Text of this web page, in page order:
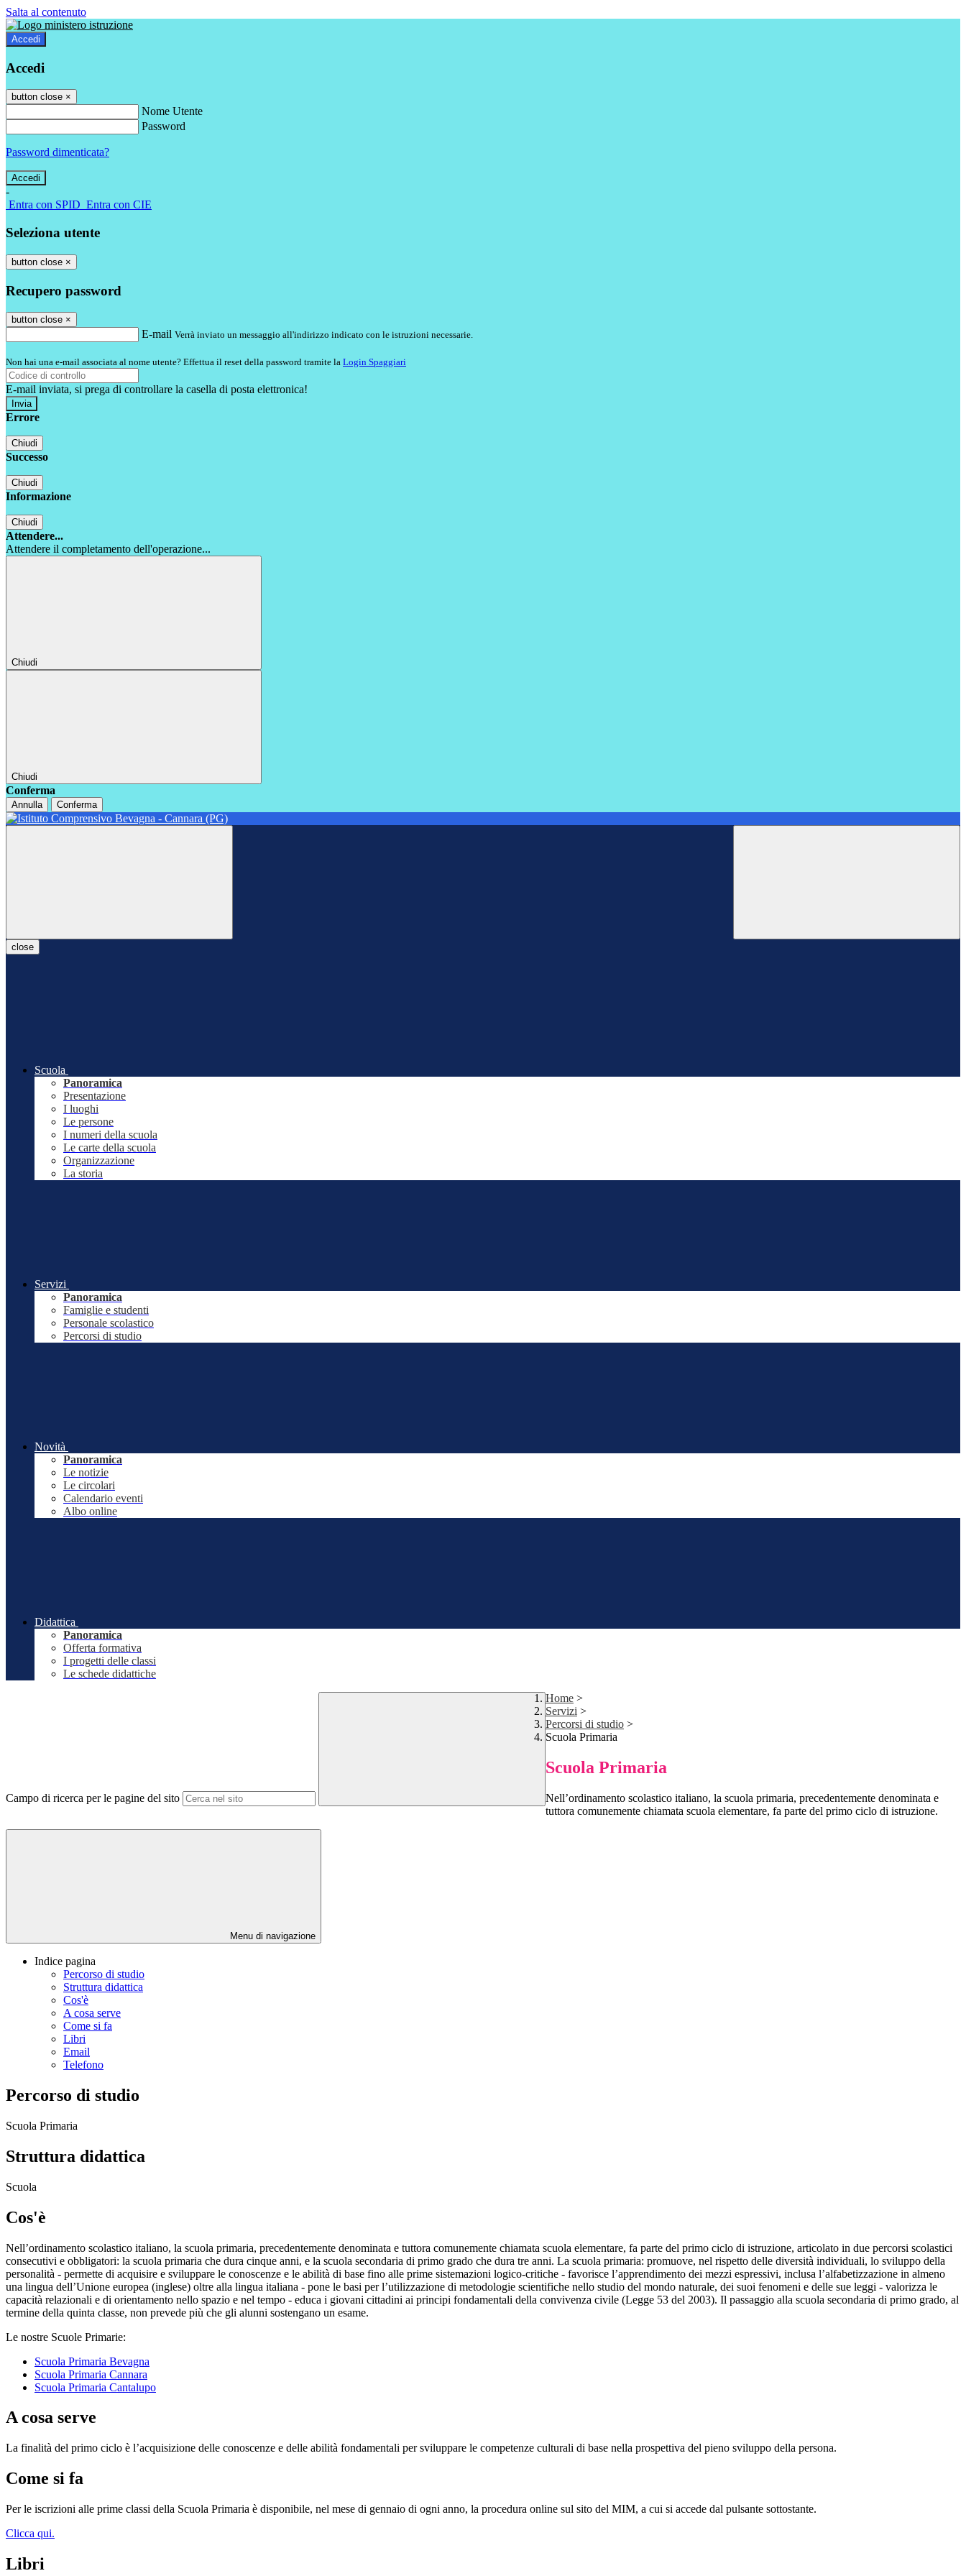
Salta al contenuto
Accedi
Accedi
button close ×
Nome Utente
Password
Password dimenticata?
-
Entra con SPID Entra con CIE
Seleziona utente
button close ×
Recupero password
button close ×
E-mail Verrà inviato un messaggio all'indirizzo indicato con le istruzioni necessarie.
Non hai una e-mail associata al nome utente? Effettua il reset della password tramite la Login Spaggiari
E-mail inviata, si prega di controllare la casella di posta elettronica!
Errore
Chiudi
Successo
Chiudi
Informazione
Chiudi
Attendere...
Attendere il completamento dell'operazione...
Chiudi
Chiudi
Conferma
Annulla Conferma
close
Scuola
Panoramica
Presentazione
I luoghi
Le persone
I numeri della scuola
Le carte della scuola
Organizzazione
La storia
Servizi
Panoramica
Famiglie e studenti
Personale scolastico
Percorsi di studio
Novità
Panoramica
Le notizie
Le circolari
Calendario eventi
Albo online
Didattica
Panoramica
Offerta formativa
I progetti delle classi
Le schede didattiche
Campo di ricerca per le pagine del sito
Home >
Servizi >
Percorsi di studio >
Scuola Primaria
Scuola Primaria
Nell’ordinamento scolastico italiano, la scuola primaria, precedentemente denominata e
tuttora comunemente chiamata scuola elementare, fa parte del primo ciclo di istruzione.
Menu di navigazione
Indice pagina
Percorso di studio
Struttura didattica
Cos'è
A cosa serve
Come si fa
Libri
Email
Telefono
Percorso di studio
Scuola Primaria
Struttura didattica
Scuola
Cos'è
Nell’ordinamento scolastico italiano, la scuola primaria, precedentemente denominata e tuttora comunemente chiamata scuola elementare, fa parte del primo ciclo di istruzione, articolato in due percorsi scolastici
consecutivi e obbligatori: la scuola primaria che dura cinque anni, e la scuola secondaria di primo grado che dura tre anni. La scuola primaria: promuove, nel rispetto delle diversità individuali, lo sviluppo della
personalità - permette di acquisire e sviluppare le conoscenze e le abilità di base fino alle prime sistemazioni logico-critiche - favorisce l’apprendimento dei mezzi espressivi, inclusa l’alfabetizzazione in almeno
una lingua dell’Unione europea (inglese) oltre alla lingua italiana - pone le basi per l’utilizzazione di metodologie scientifiche nello studio del mondo naturale, dei suoi fenomeni e delle sue leggi - valorizza le
capacità relazionali e di orientamento nello spazio e nel tempo - educa i giovani cittadini ai principi fondamentali della convivenza civile (Legge 53 del 2003). Il passaggio alla scuola secondaria di primo grado, al
termine della quinta classe, non prevede più che gli alunni sostengano un esame.
Le nostre Scuole Primarie:
Scuola Primaria Bevagna
Scuola Primaria Cannara
Scuola Primaria Cantalupo
A cosa serve
La finalità del primo ciclo è l’acquisizione delle conoscenze e delle abilità fondamentali per sviluppare le competenze culturali di base nella prospettiva del pieno sviluppo della persona.
Come si fa
Per le iscrizioni alle prime classi della Scuola Primaria è disponibile, nel mese di gennaio di ogni anno, la procedura online sul sito del MIM, a cui si accede dal pulsante sottostante.
Clicca qui.
Libri